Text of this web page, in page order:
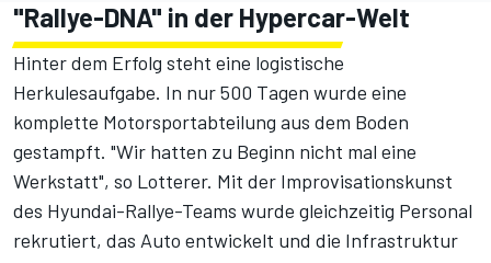
"Rallye-DNA" in der Hypercar-Welt
Hinter dem Erfolg steht eine logistische
Herkulesaufgabe. In nur 500 Tagen wurde eine
komplette Motorsportabteilung aus dem Boden
gestampft. "Wir hatten zu Beginn nicht mal eine
Werkstatt", so Lotterer. Mit der Improvisationskunst
des Hyundai-Rallye-Teams wurde gleichzeitig Personal
rekrutiert, das Auto entwickelt und die Infrastruktur